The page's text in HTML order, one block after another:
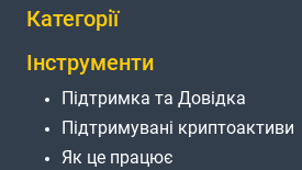
Категорії
Інструменти
Підтримка та Довідка
Підтримувані криптоактиви
Як це працює